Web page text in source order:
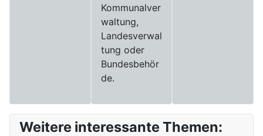
Kommunalver
waltung,
Landesverwal
tung oder
Bundesbehör
de.
Weitere interessante Themen: